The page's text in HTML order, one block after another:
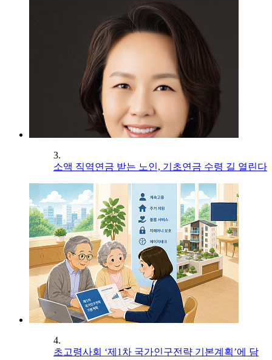
3.
소액 직역연금 받는 노인, 기초연금 수령 길 열린다
4.
초고령사회 ‘제1차 국가인구전략 기본계획’에 담